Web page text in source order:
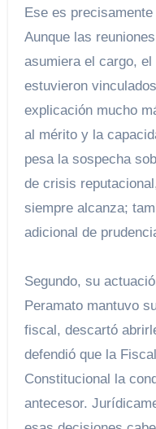
Ese es
Aunque las
asumiera el cargo,
estuvieron
explicación mucho
al mérito y la
pesa la sospecha
de crisis
siempre alcanza;
adicional de
Segundo, su
Peramato mantuvo
fiscal, descartó
defendió que la
Constitucional la
antecesor.